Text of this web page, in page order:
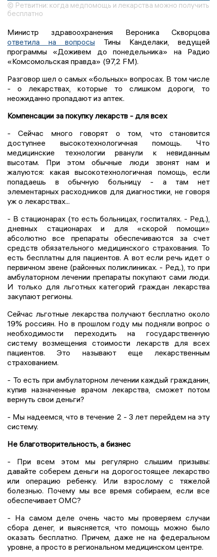
© Ретвитни: когда медпомощь и лекарства можно получить
бесплатно
Министр здравоохранения Вероника Скворцова
ответила на вопросы Тины Канделаки, ведущей
программы «Доживем до понедельника» на Радио
«Комсомольская правда» (97,2 FM).
Разговор шел о самых «больных» вопросах. В том числе
- о лекарствах, которые то слишком дороги, то
неожиданно пропадают из аптек.
Компенсации за покупку лекарств - для всех
- Сейчас много говорят о том, что становится
доступнее высокотехнологичная помощь. Что
медицинские технологии рванули к невиданным
высотам. При этом обычные люди звонят нам и
жалуются: какая высокотехнологичная помощь, если
попадаешь в обычную больницу - а там нет
элементарных расходников для диагностики, не говоря
уж о лекарствах...
- В стационарах (то есть больницах, госпиталях. - Ред.),
дневных стационарах и для «скорой помощи»
абсолютно все препараты обеспечиваются за счет
средств обязательного медицинского страхования. То
есть бесплатны для пациентов. А вот если речь идет о
первичном звене (районных поликлиниках. - Ред.), то при
амбулаторном лечении препараты покупают сами люди.
И только для льготных категорий граждан лекарства
закупают регионы.
Сейчас льготные лекарства получают бесплатно около
19% россиян. Но в прошлом году мы подняли вопрос о
необходимости переходить на государственную
систему возмещения стоимости лекарств для всех
пациентов. Это называют еще лекарственным
страхованием.
- То есть при амбулаторном лечении каждый гражданин,
купив назначенные врачом лекарства, сможет потом
вернуть свои деньги?
- Мы надеемся, что в течение 2 - 3 лет перейдем на эту
систему.
Не благотворительность, а бизнес
- При всем этом мы регулярно слышим призывы:
давайте соберем деньги на дорогостоящее лекарство
или операцию ребенку. Или взрослому с тяжелой
болезнью. Почему мы все время собираем, если все
обеспечивает ОМС?
- На самом деле очень часто мы проверяем случаи
сбора денег, и выясняется, что помощь можно было
оказать бесплатно. Причем, даже не на федеральном
уровне, а просто в региональном медицинском центре.